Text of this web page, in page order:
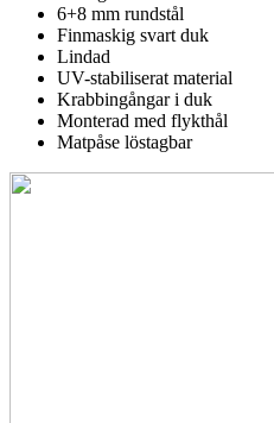
6+8 mm rundstål
Finmaskig svart duk
Lindad
UV-stabiliserat material
Krabbingångar i duk
Monterad med flykthål
Matpåse löstagbar